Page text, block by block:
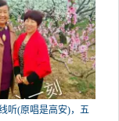
听(原唱是高安)，五